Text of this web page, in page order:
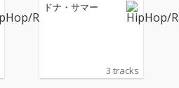
ドナ・サマー
3 tracks